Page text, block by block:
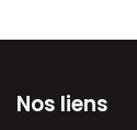
Nos liens